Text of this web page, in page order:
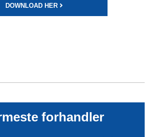
DOWNLOAD HER
forhandler